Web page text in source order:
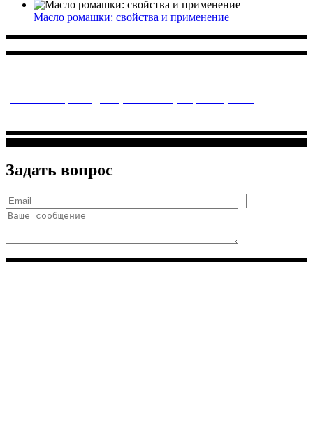
Масло ромашки: свойства и применение
Задать вопрос